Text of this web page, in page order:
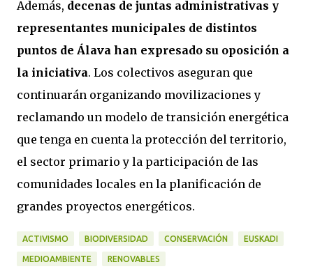
Además, decenas de juntas administrativas y
representantes municipales de distintos
puntos de Álava han expresado su oposición a
la iniciativa. Los colectivos aseguran que
continuarán organizando movilizaciones y
reclamando un modelo de transición energética
que tenga en cuenta la protección del territorio,
el sector primario y la participación de las
comunidades locales en la planificación de
grandes proyectos energéticos.
ACTIVISMO BIODIVERSIDAD CONSERVACIÓN EUSKADI
MEDIOAMBIENTE RENOVABLES